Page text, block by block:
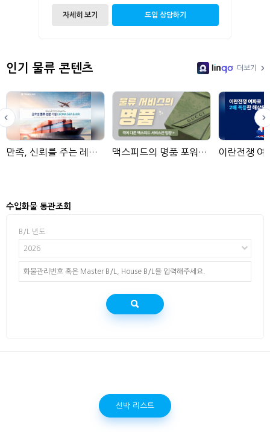
자세히 보기 도입 상담하기
인기 물류 콘텐츠
LinGo
더보기
만족, 신뢰를 주는 레오나해운항공 맥스피드의 명품 포워딩 서비스
수입화물 통관조회
B/L 년도
2026
선박 리스트